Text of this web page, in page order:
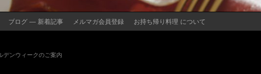
ブログ ― 新着記事 メルマガ会員登録 お持ち帰り料理 について
デンウィークのご案内